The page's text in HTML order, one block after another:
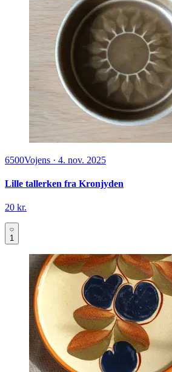
6500Vojens · 4. nov. 2025
Lille tallerken fra Kronjyden
20 kr.
1